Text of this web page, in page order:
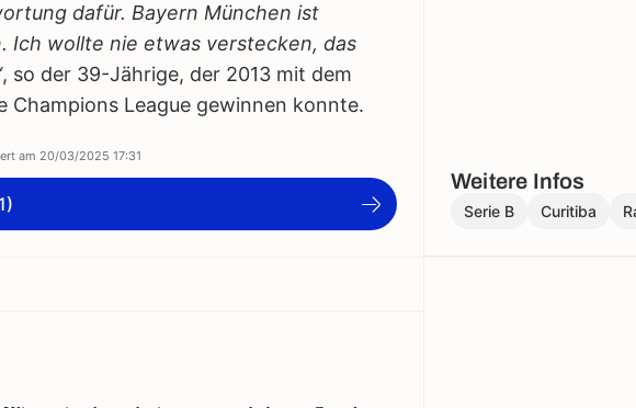
dafür. Bayern München ist
Ich wollte nie etwas verstecken, das
, so der 39-Jährige, der 2013 mit dem
Champions League gewinnen konnte.
am 20/03/2025 17:31
Weitere Infos
Serie B Curitiba